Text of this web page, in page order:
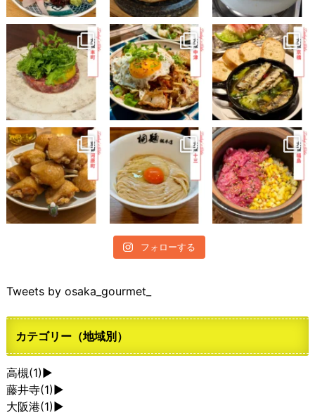
フォローする
Tweets by osaka_gourmet_
カテゴリー（地域別）
高槻(1) ►
藤井寺(1) ►
大阪港(1) ►